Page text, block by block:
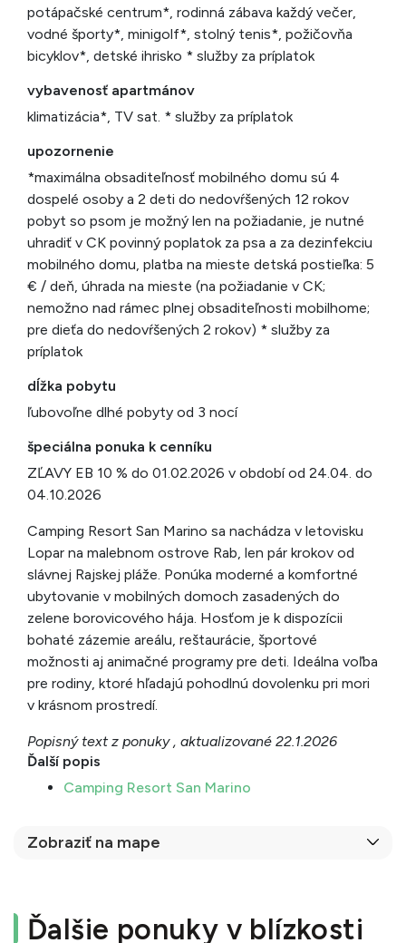
potápačské centrum*, rodinná zábava každý večer,
vodné športy*, minigolf*, stolný tenis*, požičovňa
bicyklov*, detské ihrisko * služby za príplatok
vybavenosť apartmánov
klimatizácia*, TV sat. * služby za príplatok
upozornenie
*maximálna obsaditeľnosť mobilného domu sú 4
dospelé osoby a 2 deti do nedovŕšených 12 rokov
pobyt so psom je možný len na požiadanie, je nutné
uhradiť v CK povinný poplatok za psa a za dezinfekciu
mobilného domu, platba na mieste detská postieľka: 5
€ / deň, úhrada na mieste (na požiadanie v CK;
nemožno nad rámec plnej obsaditeľnosti mobilhome;
pre dieťa do nedovŕšených 2 rokov) * služby za
príplatok
dĺžka pobytu
ľubovoľne dlhé pobyty od 3 nocí
špeciálna ponuka k cenníku
ZĽAVY EB 10 % do 01.02.2026 v období od 24.04. do
04.10.2026
Camping Resort San Marino sa nachádza v letovisku
Lopar na malebnom ostrove Rab, len pár krokov od
slávnej Rajskej pláže. Ponúka moderné a komfortné
ubytovanie v mobilných domoch zasadených do
zelene borovicového hája. Hosťom je k dispozícii
bohaté zázemie areálu, reštaurácie, športové
možnosti aj animačné programy pre deti. Ideálna voľba
pre rodiny, ktoré hľadajú pohodlnú dovolenku pri mori
v krásnom prostredí.
Popisný text z ponuky , aktualizované 22.1.2026
Ďalší popis
Camping Resort San Marino
Zobraziť na mape
Ďalšie ponuky v blízkosti